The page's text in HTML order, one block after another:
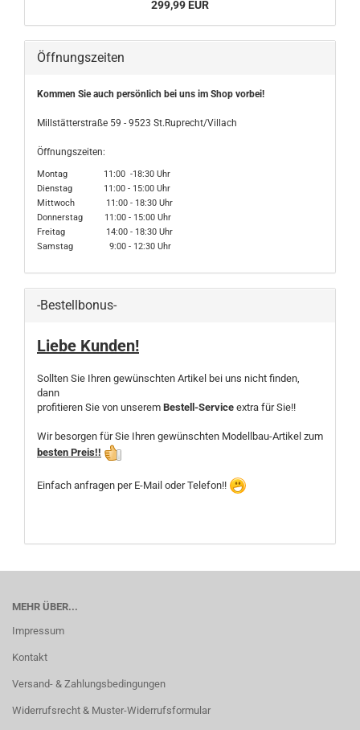
299,99 EUR
Öffnungszeiten
Kommen Sie auch persönlich bei uns im Shop vorbei!
Millstätterstraße 59 - 9523 St.Ruprecht/Villach
Öffnungszeiten:
Montag 11:00 -18:30 Uhr
Dienstag 11:00 - 15:00 Uhr
Mittwoch 11:00 - 18:30 Uhr
Donnerstag 11:00 - 15:00 Uhr
Freitag 14:00 - 18:30 Uhr
Samstag 9:00 - 12:30 Uhr
-Bestellbonus-
Liebe Kunden!
Sollten Sie Ihren gewünschten Artikel bei uns nicht finden,
dann
profitieren Sie von unserem Bestell-Service extra für Sie!!
Wir besorgen für Sie Ihren gewünschten Modellbau-Artikel zum
besten Preis!!
Einfach anfragen per E-Mail oder Telefon!!
MEHR ÜBER...
Impressum
Kontakt
Versand- & Zahlungsbedingungen
Widerrufsrecht & Muster-Widerrufsformular